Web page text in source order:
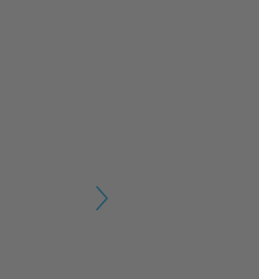
Next